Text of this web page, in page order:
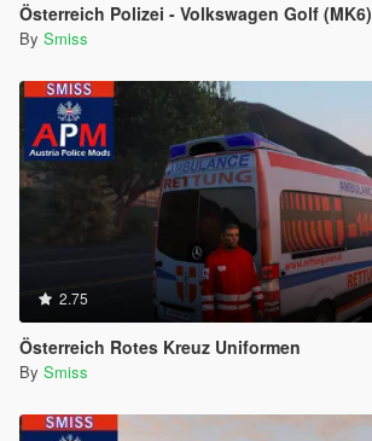
Österreich Polizei - Volkswagen Golf (MK6)
By Smiss
2.75
Österreich Rotes Kreuz Uniformen
By Smiss